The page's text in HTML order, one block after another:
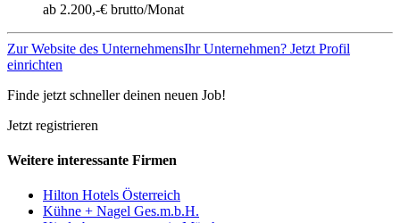
ab 2.200,-€ brutto/Monat
Zur Website des UnternehmensIhr Unternehmen? Jetzt Profil
einrichten
Finde jetzt schneller deinen neuen Job!
Jetzt registrieren
Weitere interessante Firmen
Hilton Hotels Österreich
Kühne + Nagel Ges.m.b.H.